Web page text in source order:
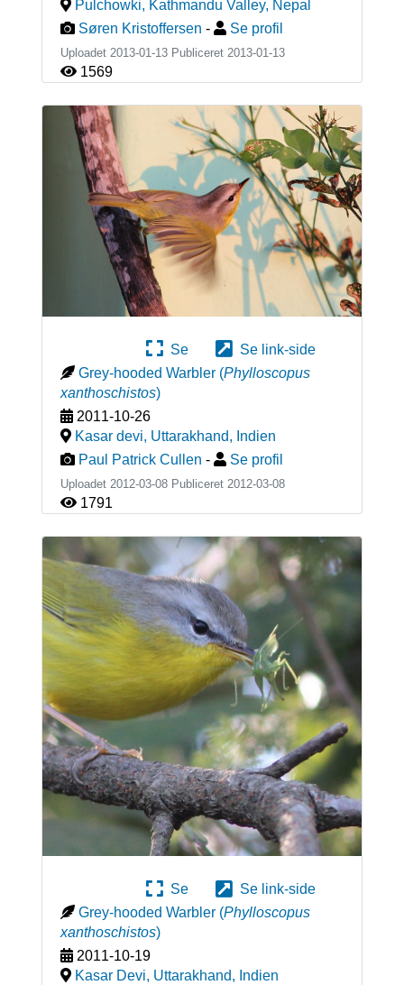
Pulchowki, Kathmandu Valley, Nepal
Søren Kristoffersen - Se profil
Uploadet 2013-01-13 Publiceret 2013-01-13
1569
Se
Se link-side
Grey-hooded Warbler (Phylloscopus
xanthoschistos)
2011-10-26
Kasar devi, Uttarakhand, Indien
Paul Patrick Cullen - Se profil
Uploadet 2012-03-08 Publiceret 2012-03-08
1791
Se
Se link-side
Grey-hooded Warbler (Phylloscopus
xanthoschistos)
2011-10-19
Kasar Devi, Uttarakhand, Indien